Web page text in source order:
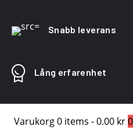
Snabb leverans
Lång erfarenhet
Varukorg0 items -0.00 kr0